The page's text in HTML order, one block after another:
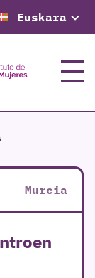
Euskara
Menua
Murcia